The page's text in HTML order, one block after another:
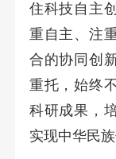
住科技自主
重自主、注
合的协同创
重托，始终
科研成果，
实现中华民